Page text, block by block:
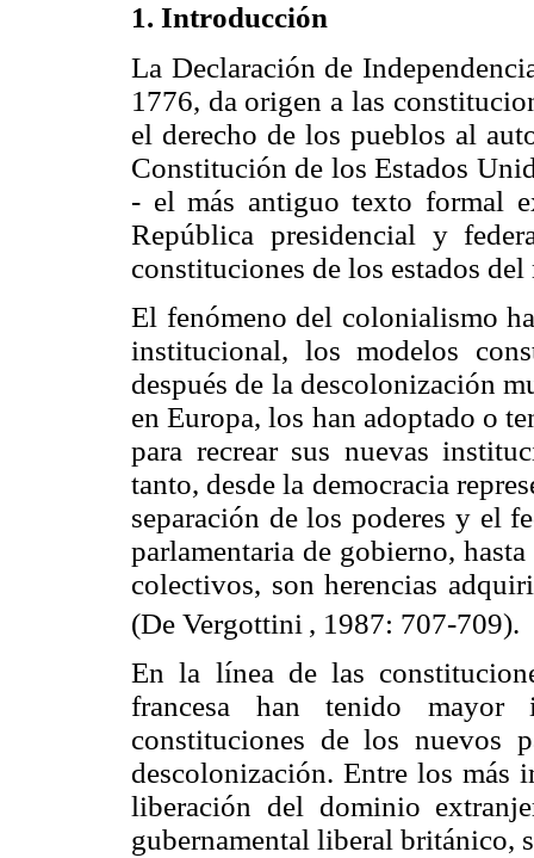
1. Introducción
La Declaración de
1776, da origen a las
el derecho de los pueblos al
Constitución de los Estados
- el más antiguo texto formal
República presidencial y
constituciones de los estados
El fenómeno del colonialismo
institucional, los modelos
después de la descolonización
en Europa, los han adoptado o
para recrear sus nuevas
tanto, desde la democracia
separación de los poderes y el
parlamentaria de gobierno,
colectivos, son herencias
(De Vergottini , 1987: 707-709).
En la línea de las
francesa han tenido
constituciones de los nuevos
descolonización. Entre los más
liberación del dominio
gubernamental liberal británico,